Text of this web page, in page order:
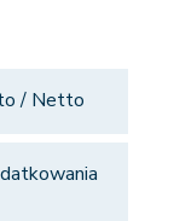
/ Netto